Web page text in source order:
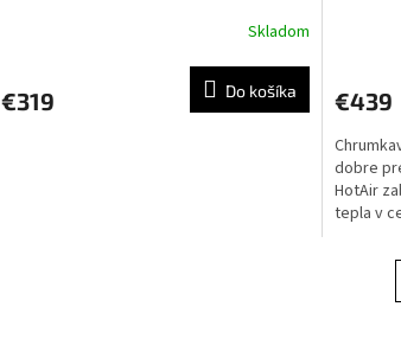
A
R
M
Skladom
€319 Do košíka €439
dobre
HotAir
tepla v